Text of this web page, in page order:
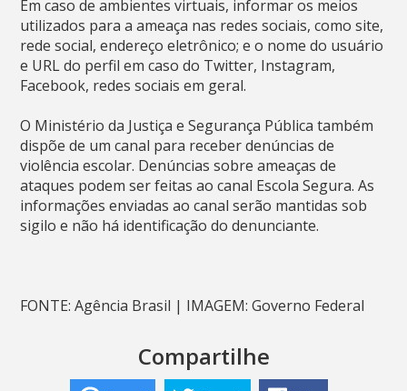
Em caso de ambientes virtuais, informar os meios
utilizados para a ameaça nas redes sociais, como site,
rede social, endereço eletrônico; e o nome do usuário
e URL do perfil em caso do Twitter, Instagram,
Facebook, redes sociais em geral.
O Ministério da Justiça e Segurança Pública também
dispõe de um canal para receber denúncias de
violência escolar. Denúncias sobre ameaças de
ataques podem ser feitas ao canal Escola Segura. As
informações enviadas ao canal serão mantidas sob
sigilo e não há identificação do denunciante.
FONTE: Agência Brasil | IMAGEM: Governo Federal
Compartilhe